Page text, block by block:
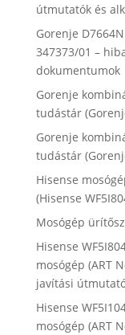
útmutatók és
Gorenje
347373/01 –
dokumentumok
Gorenje
tudástár
Gorenje
tudástár
Hisense
(Hisense
Mosógép
Hisense
mosógép (ART
javítási
Hisense
mosógép (ART